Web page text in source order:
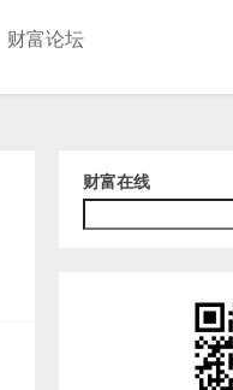
财富论坛
财富在线